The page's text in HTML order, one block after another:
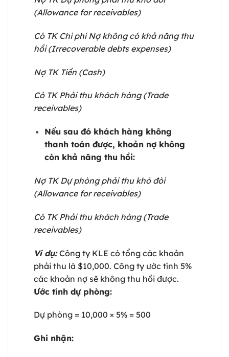
(Allowance for receivables)
Có TK Chi phí Nợ không có khả năng thu
hồi (Irrecoverable debts expenses)
Nợ TK Tiền (Cash)
Có TK Phải thu khách hàng (Trade
receivables)
Nếu sau đó khách hàng không
thanh toán được, khoản nợ không
còn khả năng thu hồi:
Nợ TK Dự phòng phải thu khó đòi
(Allowance for receivables)
Có TK Phải thu khách hàng (Trade
receivables)
Ví dụ:Công ty KLE có tổng các khoản
phải thu là $10,000. Công ty ước tính 5%
các khoản nợ sẽ không thu hồi được.
Ước tính dự phòng:
Dự phòng = 10,000 × 5% = 500
Ghi nhận: